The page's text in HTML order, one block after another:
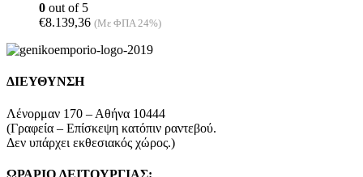
0 out of 5
€8.139,36 (Με ΦΠΑ 24%)
ΔΙΕΥΘΥΝΣΗ
Λένορμαν 170 – Αθήνα 10444
(Γραφεία – Επίσκεψη κατόπιν ραντεβού.
Δεν υπάρχει εκθεσιακός χώρος.)
ΩΡΑΡΙΟ ΛΕΙΤΟΥΡΓΙΑΣ: